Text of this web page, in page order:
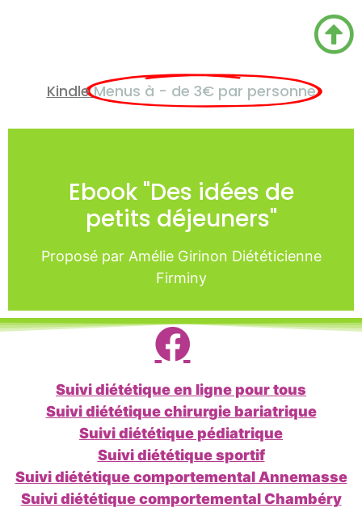
Kindle Menus à - de 3€ par personne
Ebook "Des idées de
petits déjeuners"
Proposé par Amélie Girinon Diététicienne
Firminy
Code promo
PATIENT-PDEJ
Je file acheter
Suivi diététique en ligne pour tous
Suivi diététique chirurgie bariatrique
Suivi diététique pédiatrique
Suivi diététique sportif
Suivi diététique comportemental Annemasse
Suivi diététique comportemental Chambéry